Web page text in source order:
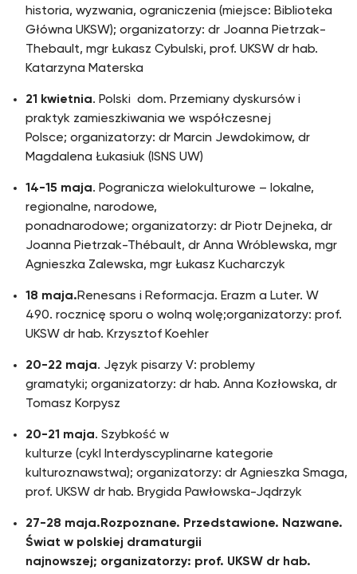
historia, wyzwania, ograniczenia (miejsce: Biblioteka
Główna UKSW); organizatorzy: dr Joanna Pietrzak-
Thebault, mgr Łukasz Cybulski, prof. UKSW dr hab.
Katarzyna Materska
21 kwietnia. Polski dom. Przemiany dyskursów i
praktyk zamieszkiwania we współczesnej
Polsce; organizatorzy: dr Marcin Jewdokimow, dr
Magdalena Łukasiuk (ISNS UW)
14-15 maja. Pogranicza wielokulturowe – lokalne,
regionalne, narodowe,
ponadnarodowe; organizatorzy: dr Piotr Dejneka, dr
Joanna Pietrzak-Thébault, dr Anna Wróblewska, mgr
Agnieszka Zalewska, mgr Łukasz Kucharczyk
18 maja.Renesans i Reformacja. Erazm a Luter. W
490. rocznicę sporu o wolną wolę;organizatorzy: prof.
UKSW dr hab. Krzysztof Koehler
20-22 maja. Język pisarzy V: problemy
gramatyki; organizatorzy: dr hab. Anna Kozłowska, dr
Tomasz Korpysz
20-21 maja. Szybkość w
kulturze (cykl Interdyscyplinarne kategorie
kulturoznawstwa); organizatorzy: dr Agnieszka Smaga,
prof. UKSW dr hab. Brygida Pawłowska-Jądrzyk
27-28 maja.Rozpoznane. Przedstawione. Nazwane.
Świat w polskiej dramaturgii
najnowszej; organizatorzy: prof. UKSW dr hab.